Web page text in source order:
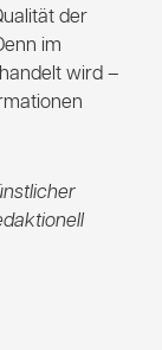
der
im
wird –